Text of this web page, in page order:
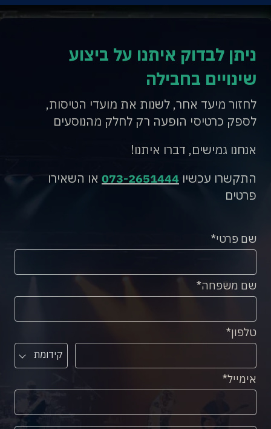
ניתן לבדוק איתנו על ביצוע
שינויים בחבילה
לחזור מיעד אחר, לשנות את מועדי הטיסות,
לספק כרטיסי הופעה רק לחלק מהנוסעים
אנחנו גמישים, דברו איתנו!
התקשרו עכשיו 073-2651444 או השאירו
פרטים
שם פרטי
שם משפחה
טלפון
קידומת
אימייל